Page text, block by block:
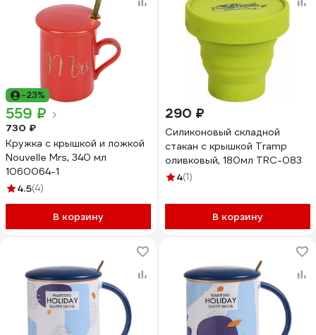
-23%
559 ₽
730 ₽
Кружка с крышкой и ложкой
Nouvelle Mrs, 340 мл
1060064-1
4.5(4)
В корзину
290 ₽
Силиконовый складной
стакан с крышкой Tramp
оливковый, 180мл TRC-083
4(1)
В корзину